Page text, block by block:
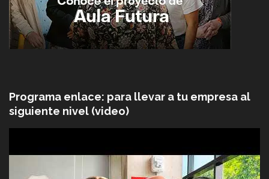
Programa enlace: para llevar a tu empresa al
siguiente nivel (video)